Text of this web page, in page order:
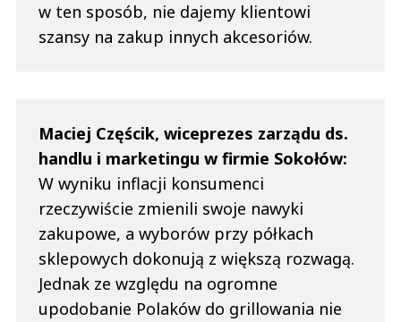
w ten sposób, nie dajemy klientowi
szansy na zakup innych akcesoriów.
Maciej Częścik, wiceprezes zarządu ds.
handlu i marketingu w firmie Sokołów:
W wyniku inflacji konsumenci
rzeczywiście zmienili swoje nawyki
zakupowe, a wyborów przy półkach
sklepowych dokonują z większą rozwagą.
Jednak ze względu na ogromne
upodobanie Polaków do grillowania nie